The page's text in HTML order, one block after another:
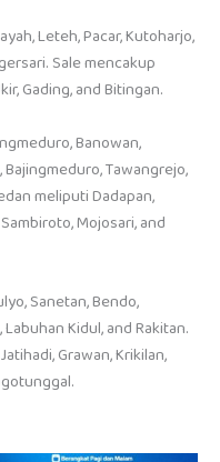
Leteh, Pacar, Kutoharjo,
Sale mencakup
Gading, and Bitingan.
Banowan,
Tawangrejo,
meliputi Dadapan,
Mojosari, and
Sanetan, Bendo,
Kidul, and Rakitan.
Grawan, Krikilan,